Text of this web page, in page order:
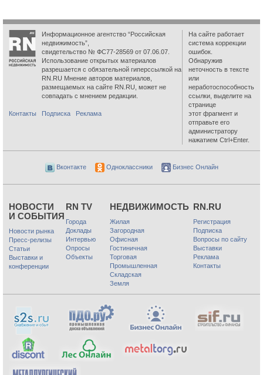
Информационное агентство “Российская
недвижимость”,
свидетельство № ФС77-28569 от 07.06.07.
Использование открытых материалов
разрешается с обязательной гиперссылкой на
RN.RU Мнение авторов материалов,
размещаемых на сайте RN.RU, может не
совпадать с мнением редакции.
Контакты Подписка Реклама
На сайте работает
система коррекции
ошибок.
Обнаружив
неточность в тексте
или
неработоспособность
ссылки, выделите на
странице
этот фрагмент и
отправьте его
администратору
нажатием Ctrl+Enter.
Вконтакте Одноклассники Бизнес Онлайн
НОВОСТИ
И СОБЫТИЯ
Новости рынка
Пресс-релизы
Статьи
Выставки и
конференции
RN TV
Города
Доклады
Интервью
Опросы
Объекты
НЕДВИЖИМОСТЬ
Жилая
Загородная
Офисная
Гостиничная
Торговая
Промышленная
Складская
Земля
RN.RU
Регистрация
Подписка
Вопросы по сайту
Выставки
Реклама
Контакты